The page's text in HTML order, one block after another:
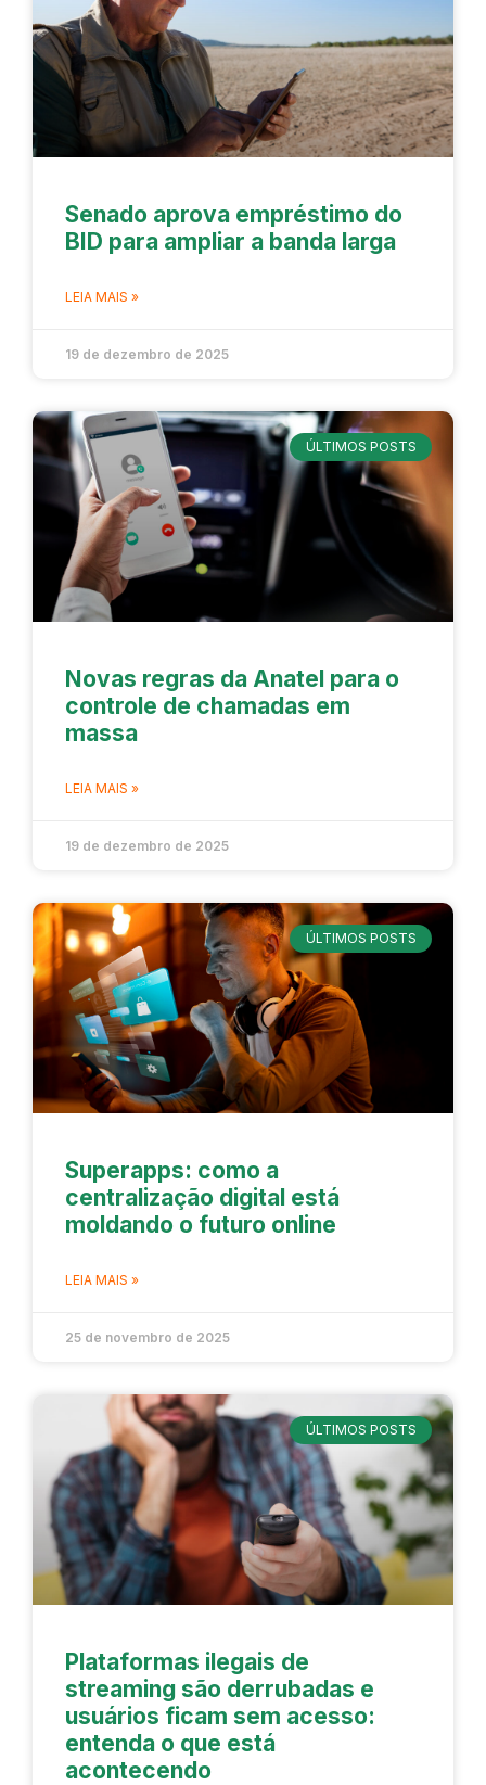
Senado aprova empréstimo do
BID para ampliar a banda larga
LEIA MAIS »
19 de dezembro de 2025
ÚLTIMOS POSTS
Novas regras da Anatel para o
controle de chamadas em
massa
LEIA MAIS »
19 de dezembro de 2025
ÚLTIMOS POSTS
Superapps: como a
centralização digital está
moldando o futuro online
LEIA MAIS »
25 de novembro de 2025
ÚLTIMOS POSTS
Plataformas ilegais de
streaming são derrubadas e
usuários ficam sem acesso:
entenda o que está
acontecendo